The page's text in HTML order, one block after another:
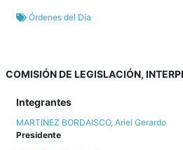
Órdenes del Día
COMISIÓN DE LEGISLACIÓN,
Integrantes
MARTINEZ BORDAISCO, Ariel Gerardo
Presidente